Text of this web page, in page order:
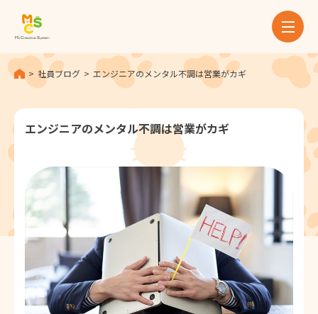
ホーム
MCSとは
サービス
お知らせ
採用情報
社員ブログ エンジニアのメンタル不調は営業がカギ
エンジニアのメンタル不調は営業がカギ